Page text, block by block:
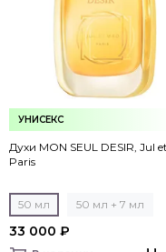
УНИСЕКС
Духи MON SEUL DESIR, Jul
Paris
50 мл 50 мл + 7 мл
33 000 ₽